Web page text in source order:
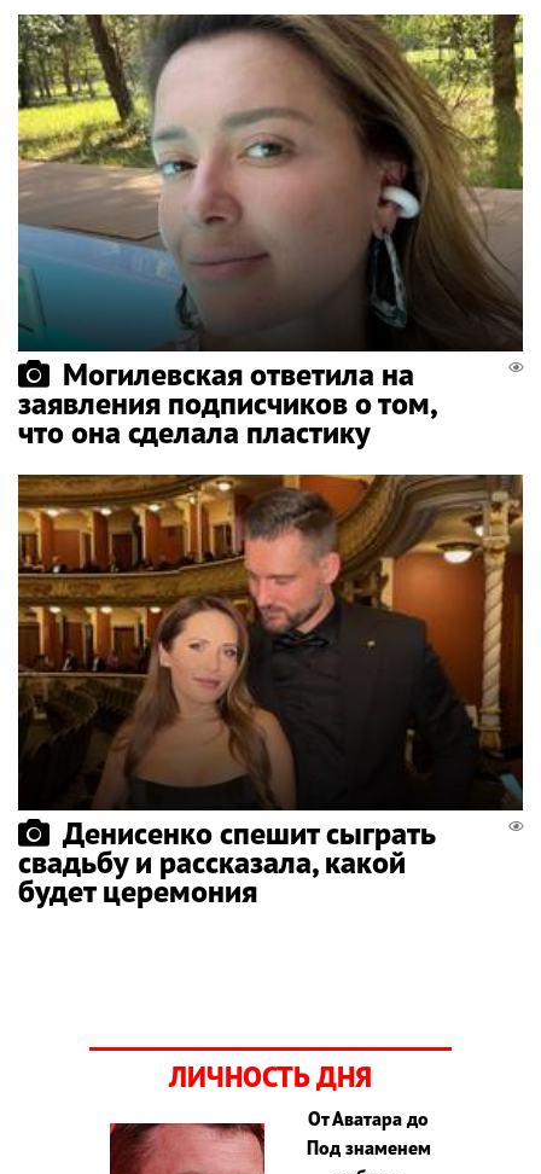
Могилевская ответила на
заявления подписчиков о том,
что она сделала пластику
Денисенко спешит сыграть
свадьбу и рассказала, какой
будет церемония
ЛИЧНОСТЬ ДНЯ
От Аватара до
Под знаменем